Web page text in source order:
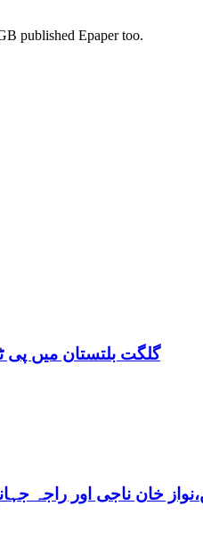
published Epaper too.
گلگت بلتستان میں پی
خان ناجی اور راجہ